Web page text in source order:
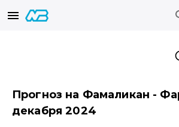
Прогноз на Фамаликан -
декабря 2024